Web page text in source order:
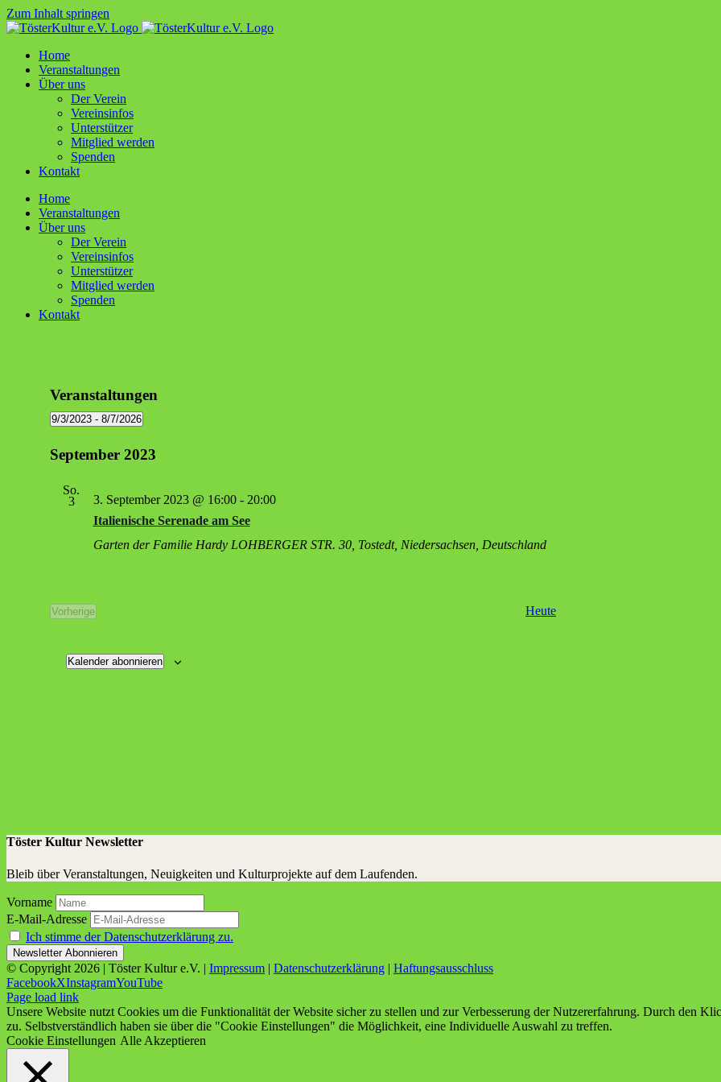
Zum Inhalt springen
Home
Ver­an­stal­tun­gen
Über uns
Der Ver­ein
Ver­ein­sin­fos
Unter­stüt­zer
Mit­glied werden
Spen­den
Kon­takt
Home
Ver­an­stal­tun­gen
Über uns
Der Ver­ein
Ver­ein­sin­fos
Unter­stüt­zer
Mit­glied werden
Spen­den
Kon­takt
Veranstaltungen
9/3/2023 - 8/7/2026
wählen.
September 2023
So.
3
Ita­lie­ni­sche Sere­na­de am See
3. September 2023 @ 16:00- 20:00
Garten der Familie Hardy LOHBERGER STR. 30, Tostedt, Niedersachsen, Deutschland
Vorherige
Veranstaltungen
Heute
Kalender abonnieren
Töster Kultur Newsletter
Bleib über Veranstaltungen, Neuigkeiten und Kulturprojekte auf dem Laufenden.
Vorname
E-Mail-Adresse
Ich stimme der Datenschutzerklärung zu.
© Copyright 2026 | Töster Kultur e.V. | Impressum | Datenschutzerklärung | Haftungsausschluss
FacebookXInstagramYouTube
Page load link
Unsere Website nutzt Cookies um die Funktionalität der Website sicher zu stellen und zur Verbesserung der Nutzererfahrung. Durch den
zu. Selbstverständlich haben sie über die "Cookie Einstellungen" die Möglichkeit, eine Individuelle Auswahl zu treffen.
Cookie Einstellungen Alle Akzeptieren